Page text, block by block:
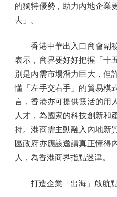
的獨特優勢，助力內地企業
去」。
香港中華出入口商會副秘
表示，商界要好好把握「十
別是內需市場潛力巨大，但
懂「左手交右手」的貿易模
言，香港亦可提供靈活的用
人才，為國家的科技創新和
持。港商需主動融入內地新
區政府亦應該邀請真正懂得
人，為香港商界指點迷津。
打造企業「出海」啟航